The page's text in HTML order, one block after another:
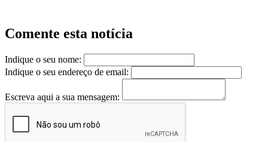
Comente esta notícia
Indique o seu nome:
Indique o seu endereço de email:
Escreva aqui a sua mensagem: